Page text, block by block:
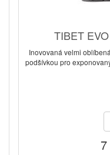
TIBET
Inovovaná velmi
podšívkou pro